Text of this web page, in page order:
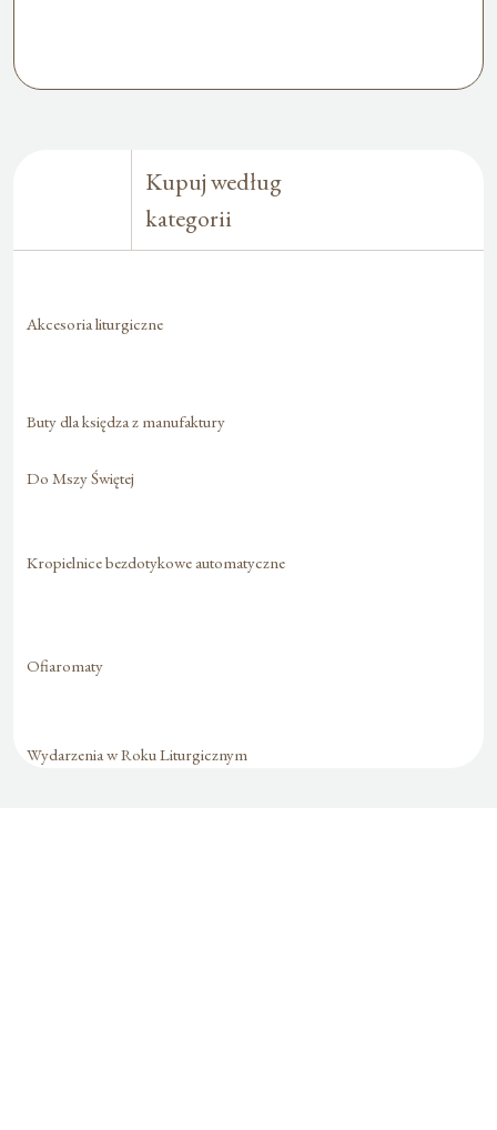
Kupuj według
kategorii
Akcesoria liturgiczne
Buty dla księdza z manufaktury
Do Mszy Świętej
Kropielnice bezdotykowe automatyczne
Ofiaromaty
Wydarzenia w Roku Liturgicznym